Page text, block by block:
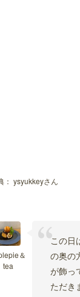
： ysyukkeyさん
＆
tea
この日
の奥の
が飾っ
ただき